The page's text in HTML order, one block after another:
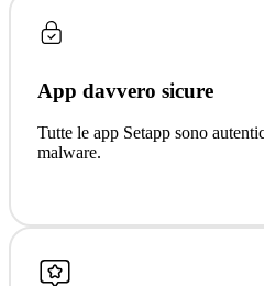
App davvero sicure
Tutte le app Setapp sono
malware.